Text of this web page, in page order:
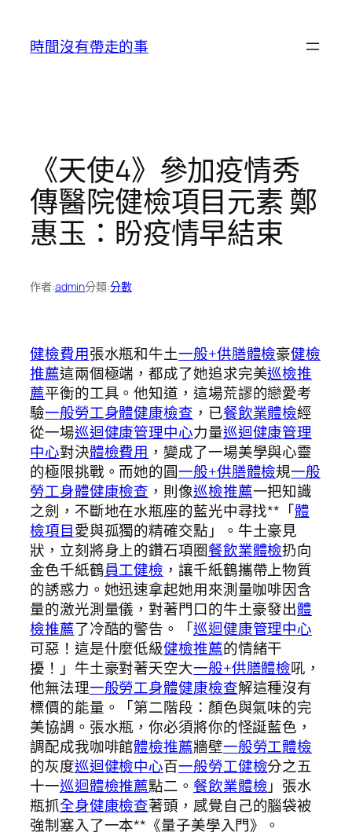
時間沒有帶走的事
《天使4》參加疫情秀
傳醫院健檢項目元素 鄭
惠玉：盼疫情早結束
作者:admin分類:分數
健檢費用張水瓶和牛土一般+供膳體檢豪健檢
推薦這兩個極端，都成了她追求完美巡檢推
薦平衡的工具。他知道，這場荒謬的戀愛考
驗一般勞工身體健康檢查 ，已餐飲業體檢經
從一場巡迴健康管理中心力量巡迴健康管理
中心對決體檢費用 ，變成了一場美學與心靈
的極限挑戰。而她的圓一般+供膳體檢規一般
勞工身體健康檢查 ，則像巡檢推薦一把知識
之劍，不斷地在水瓶座的藍光中尋找**「體
檢項目愛與孤獨的精確交點」。牛土豪見
狀，立刻將身上的鑽石項圈餐飲業體檢扔向
金色千紙鶴員工健檢 ，讓千紙鶴攜帶上物質
的誘惑力。她迅速拿起她用來測量咖啡因含
量的激光測量儀，對著門口的牛土豪發出體
檢推薦了冷酷的警告。「巡迴健康管理中心
可惡！這是什麼低級健檢推薦的情緒干
擾！」牛土豪對著天空大一般+供膳體檢吼，
他無法理一般勞工身體健康檢查解這種沒有
標價的能量。「第二階段：顏色與氣味的完
美協調。張水瓶，你必須將你的怪誕藍色，
調配成我咖啡館體檢推薦牆壁一般勞工體檢
的灰度巡迴健檢中心百一般勞工健檢分之五
十一巡迴體檢推薦點二。 餐飲業體檢」張水
瓶抓全身健康檢查著頭，感覺自己的腦袋被
強制塞入了一本**《量子美學入門》。